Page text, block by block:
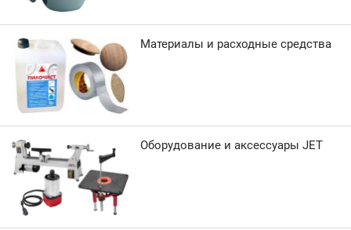
Материалы и расходные средства
Оборудование и аксессуары JET